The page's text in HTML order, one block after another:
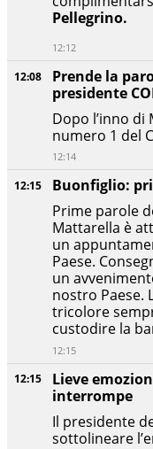
12:15
Lieve
interrompe
Il presidente
sottolineare
12:15
Buonfiglio:
Prime parole
Mattarella è
un
Paese.
un
nostro Paese.
tricolore
custodire la
12:15
12:08
Prende la
presidente
Dopo l’inno di
numero 1 del
12:14
Pellegrino.
12:12